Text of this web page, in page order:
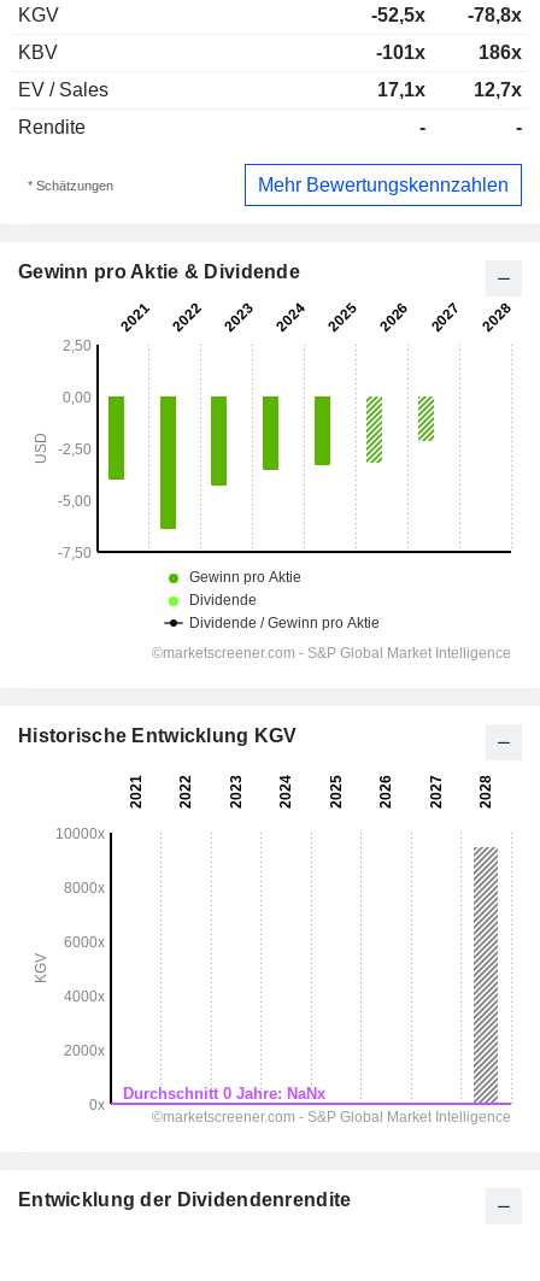
KGV -52,5x
-78,8x
KBV
-101x
186x
EV / Sales
17,1x
12,7x
Rendite
- -
* Schätzungen Mehr Bewertungskennzahlen
Gewinn pro Aktie & Dividende
Historische Entwicklung KGV
Entwicklung der Dividendenrendite